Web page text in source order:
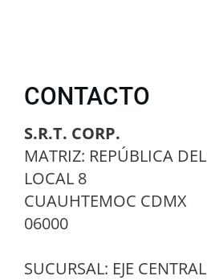
CONTACTO
S.R.T. CORP.
MATRIZ: REPÚBLICA
LOCAL 8
CUAUHTEMOC CDMX
06000
SUCURSAL: EJE